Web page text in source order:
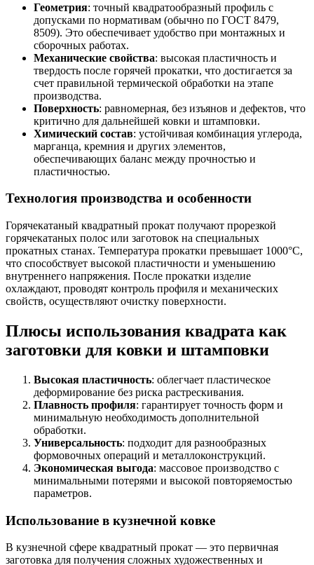
Геометрия: точный квадратообразный профиль с
допусками по нормативам (обычно по ГОСТ 8479,
8509). Это обеспечивает удобство при монтажных и
сборочных работах.
Механические свойства: высокая пластичность и
твердость после горячей прокатки, что достигается за
счет правильной термической обработки на этапе
производства.
Поверхность: равномерная, без изъянов и дефектов, что
критично для дальнейшей ковки и штамповки.
Химический состав: устойчивая комбинация углерода,
марганца, кремния и других элементов,
обеспечивающих баланс между прочностью и
пластичностью.
Технология производства и особенности
Горячекатаный квадратный прокат получают прорезкой
горячекатаных полос или заготовок на специальных
прокатных станах. Температура прокатки превышает 1000°C,
что способствует высокой пластичности и уменьшению
внутреннего напряжения. После прокатки изделие
охлаждают, проводят контроль профиля и механических
свойств, осуществляют очистку поверхности.
Плюсы использования квадрата как
заготовки для ковки и штамповки
Высокая пластичность: облегчает пластическое
деформирование без риска растрескивания.
Плавность профиля: гарантирует точность форм и
минимальную необходимость дополнительной
обработки.
Универсальность: подходит для разнообразных
формовочных операций и металлоконструкций.
Экономическая выгода: массовое производство с
минимальными потерями и высокой повторяемостью
параметров.
Использование в кузнечной ковке
В кузнечной сфере квадратный прокат — это первичная
заготовка для получения сложных художественных и